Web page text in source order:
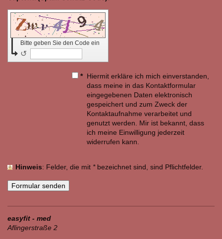
Bitte geben Sie den Code ein
↺
* Hiermit erkläre ich mich einverstanden,
dass meine in das Kontaktformular
eingegebenen Daten elektronisch
gespeichert und zum Zweck der
Kontaktaufnahme verarbeitet und
genutzt werden. Mir ist bekannt, dass
ich meine Einwilligung jederzeit
widerrufen kann.
Hinweis : Felder, die mit *bezeichnet sind, sind Pflichtfelder.
easyfit - med
Aflingerstraße 2